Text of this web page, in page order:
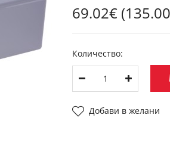
69.02€
Количество:
Добави в желани